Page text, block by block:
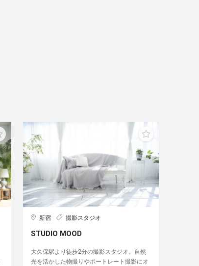
新宿 撮影スタジオ
STUDIO MOOD
大久保駅より徒歩2分の撮影スタジオ。自然
光を活かした物撮りやポートレート撮影にオ